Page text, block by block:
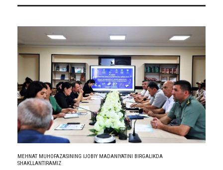
MEHNAT MUHOFAZASINING IJOBIY MADANIYATINI BIRGALIKDA
SHAKLLANTIRAMIZ